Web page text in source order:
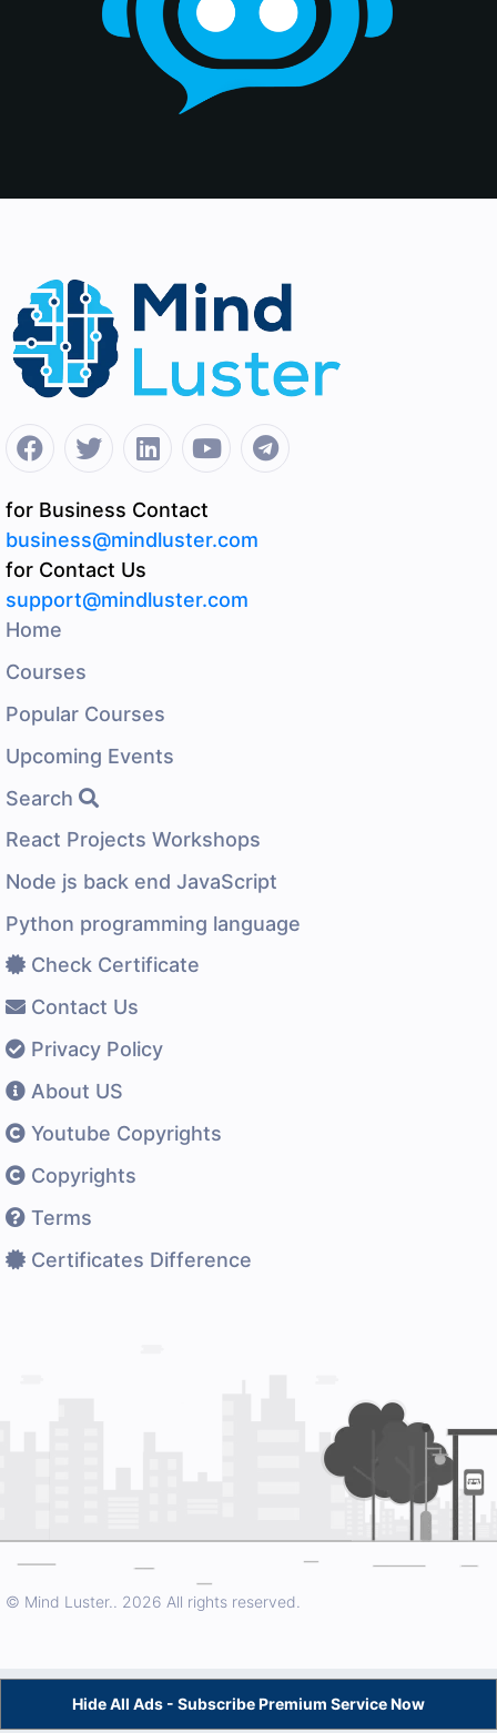
for Business Contact
business@mindluster.com
for Contact Us
support@mindluster.com
Home
Courses
Popular Courses
Upcoming Events
Search
React Projects Workshops
Node js back end JavaScript
Python programming language
Check Certificate
Contact Us
Privacy Policy
About US
Youtube Copyrights
Copyrights
Terms
Certificates Difference
© Mind Luster.. 2026 All rights reserved.
Hide All Ads - Subscribe Premium Service Now